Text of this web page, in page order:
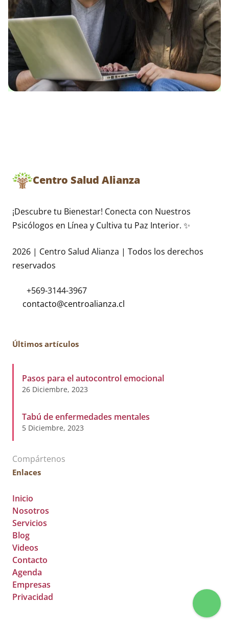
Centro Salud Alianza
¡Descubre tu Bienestar! Conecta con Nuestros
Psicólogos en Línea y Cultiva tu Paz Interior. ✨
2026 | Centro Salud Alianza | Todos los derechos
reservados
+569-3144-3967
Últimos artículos
Pasos para el autocontrol emocional
26 Diciembre, 2023
Tabú de enfermedades mentales
5 Diciembre, 2023
Compártenos
Enlaces
Inicio
Nosotros
Servicios
Blog
Videos
Contacto
Agenda
Empresas
Privacidad